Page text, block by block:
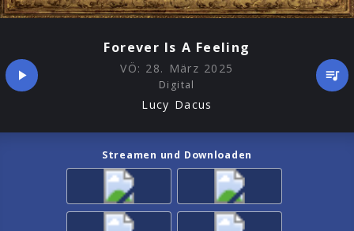
Forever Is A Feeling
VÖ: 28. März 2025
Digital
Lucy Dacus
Streamen und Downloaden